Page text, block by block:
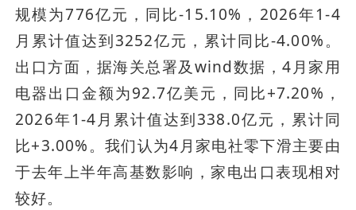
规模为776亿元，同比-15.10%，2026年1-4
月累计值达到3252亿元，累计同比-4.00%。
出口方面，据海关总署及wind数据，4月家用
电器出口金额为92.7亿美元，同比+7.20%，
2026年1-4月累计值达到338.0亿元，累计同
比+3.00%。我们认为4月家电社零下滑主要由
于去年上半年高基数影响，家电出口表现相对
较好。